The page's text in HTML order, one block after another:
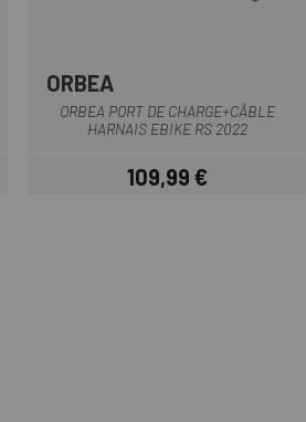
ORBEA
ORBEA PORT DE CHARGE+CÂBLE
HARNAIS EBIKE RS 2022
Prix
109,99 €